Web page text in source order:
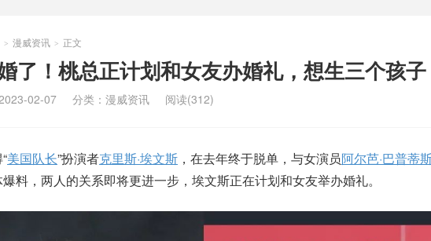
> 漫威资讯 > 正文
了！桃总正计划和女友办婚礼，想生三个孩
02-07 分类： 漫威资讯 阅读(312)
美国队长”扮演者克里斯·埃文斯 ，在去年终于脱单，与女演员阿尔芭·巴普蒂
料，两人的关系即将更进一步，埃文斯正在计划和女友举办婚礼。